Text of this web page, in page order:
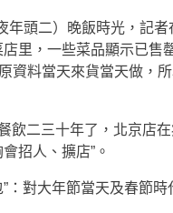
頭二）晚飯時光，記
里，一些菜品顯示已售
資料當天來貨當天做，
飲二三十年了，北京店
招人、擴店”。
對大年節當天及春節